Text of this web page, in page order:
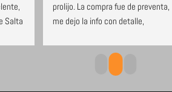
Salta
prolijo. La compra fue de preventa,
me dejo la info con detalle,
avisaron cuando pasan a entragar,
contenta con la compra!